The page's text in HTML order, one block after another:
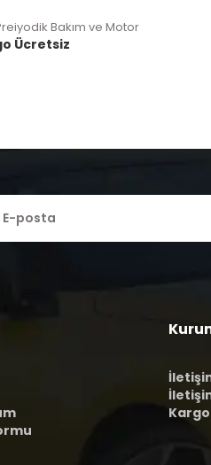
Bakım ve Motor
Ücretsiz